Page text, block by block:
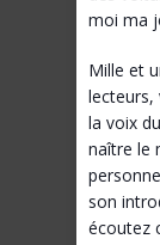
moi ma
Mille et
lecteurs,
la voix
naître le
son
écoutez